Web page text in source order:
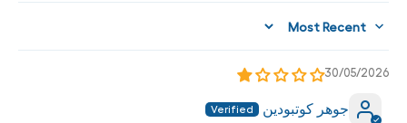
Sort by
30/05/2026
جوهر كوتبودين